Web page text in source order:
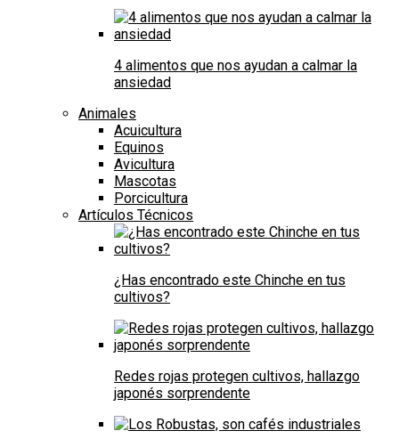
4 alimentos que nos ayudan a calmar la
ansiedad
Animales
Acuicultura
Equinos
Avicultura
Mascotas
Porcicultura
Artículos Técnicos
¿Has encontrado este Chinche en tus
cultivos?
Redes rojas protegen cultivos, hallazgo
japonés sorprendente